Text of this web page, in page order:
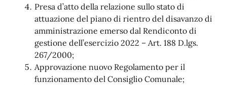
Presa d’atto della relazione sullo stato di
attuazione del piano di rientro del disavanzo di
amministrazione emerso dal Rendiconto di
gestione dell’esercizio 2022 – Art. 188 D.lgs.
267/2000;
Approvazione nuovo Regolamento per il
funzionamento del Consiglio Comunale;